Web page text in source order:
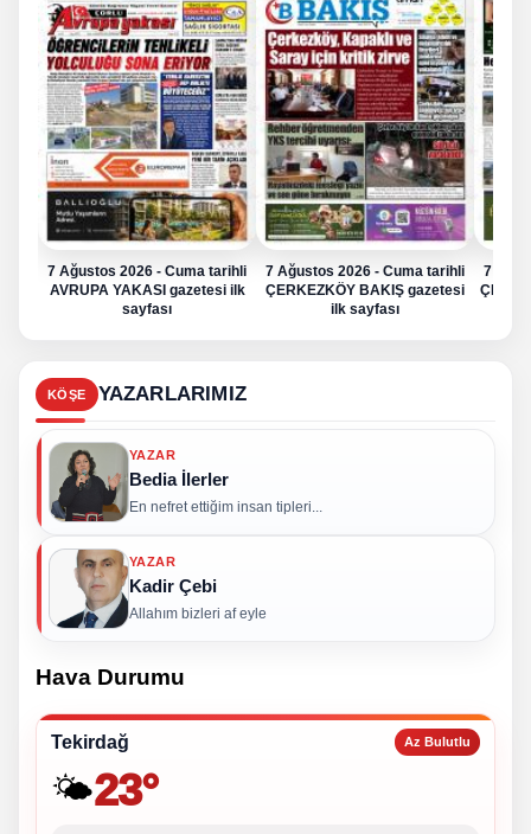
7 Ağustos 2026 - Cuma tarihli
AVRUPA YAKASI gazetesi ilk
sayfası
7 Ağustos 2026 - Cuma tarihli
ÇERKEZKÖY BAKIŞ gazetesi
ilk sayfası
7
KÖŞE YAZARLARIMIZ
YAZAR
Bedia İlerler
En nefret ettiğim insan tipleri...
YAZAR
Kadir Çebi
Allahım bizleri af eyle
Hava Durumu
Tekirdağ Az Bulutlu
🌤️23°